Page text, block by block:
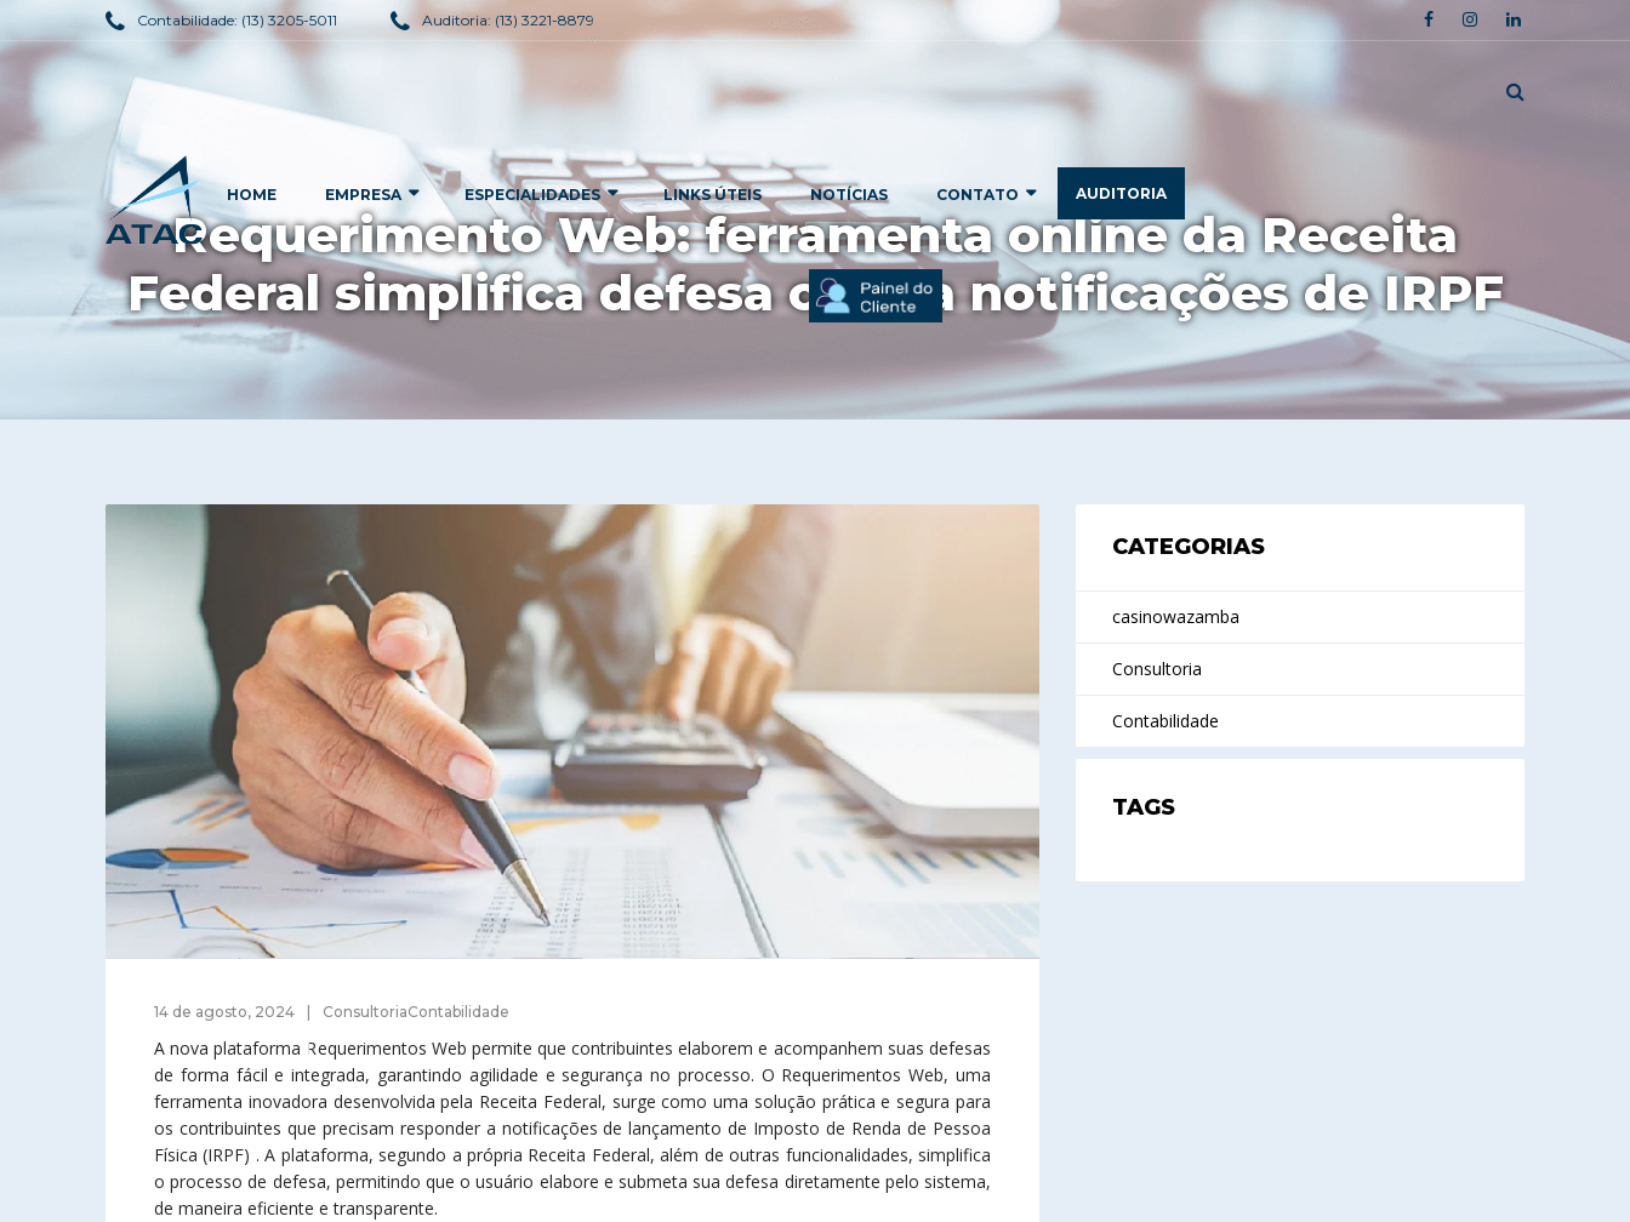
Contabilidade: (13) 3205-5011 Auditoria: (13) 3221-8879
HOME EMPRESA ESPECIALIDADES LINKS ÚTEIS NOTÍCIAS CONTATO AUDITORIA
Requerimento Web: ferramenta online da Receita
Federal simplifica defesa contra notificações de IRPF
14 de agosto, 2024 ConsultoriaContabilidade
A nova plataforma Requerimentos Web permite que contribuintes elaborem e acompanhem suas defesas
de forma fácil e integrada, garantindo agilidade e segurança no processo. O Requerimentos Web, uma
ferramenta inovadora desenvolvida pela Receita Federal, surge como uma solução prática e segura para
os contribuintes que precisam responder a notificações de lançamento de Imposto de Renda de Pessoa
Física (IRPF) . A plataforma, segundo a própria Receita Federal, além de outras funcionalidades, simplifica
o processo de defesa, permitindo que o usuário elabore e submeta sua defesa diretamente pelo sistema,
de maneira eficiente e transparente.
CATEGORIAS
casinowazamba
Consultoria
Contabilidade
TAGS